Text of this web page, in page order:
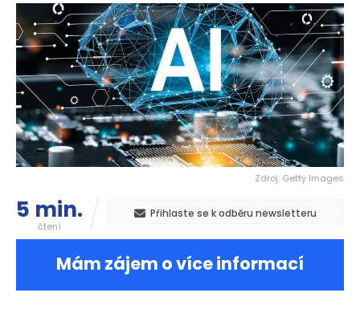
Zdroj: Getty Images
5 min.
čtení
Přihlaste se k odběru newsletteru
Mám zájem o více informací